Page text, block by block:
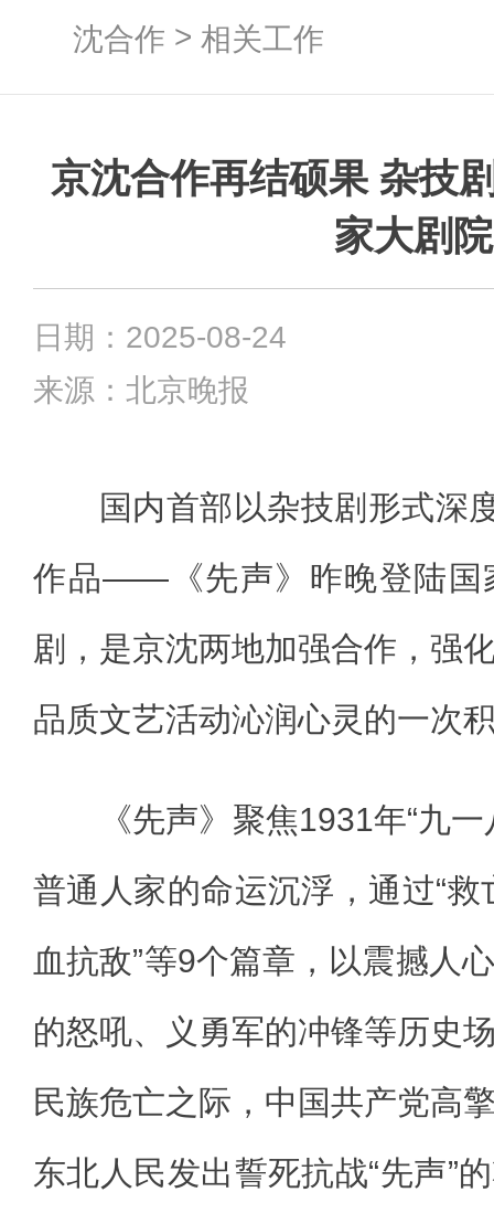
沈合作 > 相关工作
京沈合作再结硕果 杂技
家大剧院
日期：2025-08-24
来源：北京晚报
国内首部以杂技剧形式深
作品——《先声》昨晚登陆国
剧，是京沈两地加强合作，强
品质文艺活动沁润心灵的一次
《先声》聚焦1931年“九一
普通人家的命运沉浮，通过“救
血抗敌”等9个篇章，以震撼人
的怒吼、义勇军的冲锋等历史
民族危亡之际，中国共产党高
东北人民发出誓死抗战“先声”